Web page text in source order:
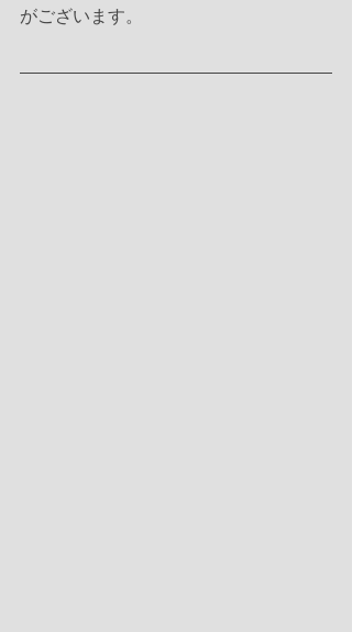
がございます。